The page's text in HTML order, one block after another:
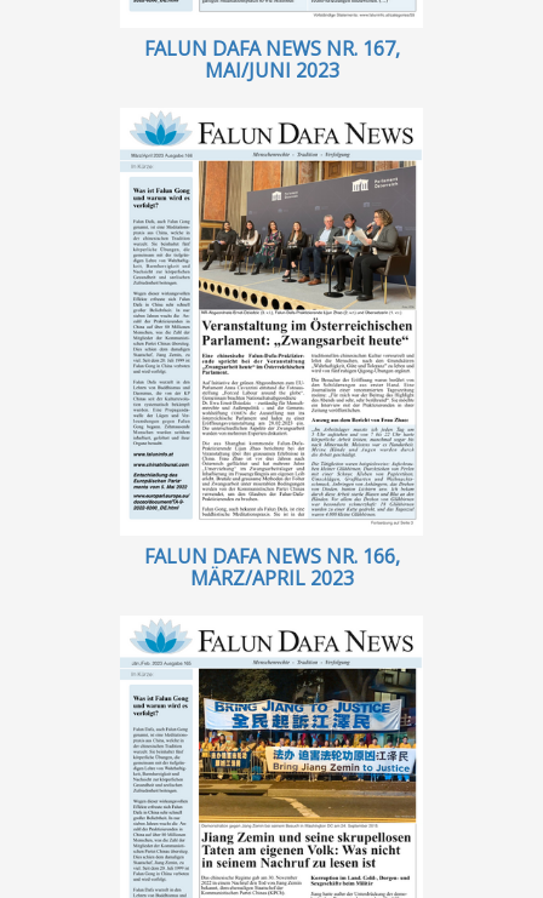
FALUN DAFA NEWS NR. 167,
MAI/JUNI 2023
FALUN DAFA NEWS NR. 166,
MÄRZ/APRIL 2023